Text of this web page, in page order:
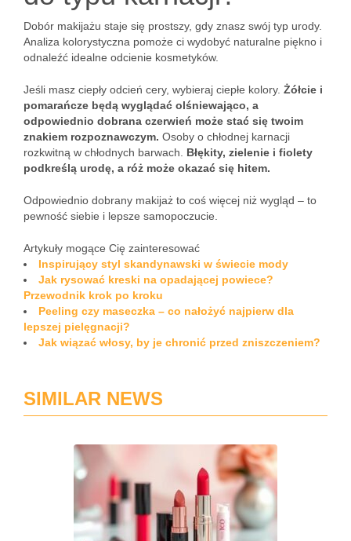
Dobór makijażu staje się prostszy, gdy znasz swój typ urody.
Analiza kolorystyczna pomoże ci wydobyć naturalne piękno i
odnaleźć idealne odcienie kosmetyków.
Jeśli masz ciepły odcień cery, wybieraj ciepłe kolory. Żółcie i
pomarańcze będą wyglądać olśniewająco, a
odpowiednio dobrana czerwień może stać się twoim
znakiem rozpoznawczym. Osoby o chłodnej karnacji
rozkwitną w chłodnych barwach. Błękity, zielenie i fiolety
podkreślą urodę, a róż może okazać się hitem.
Odpowiednio dobrany makijaż to coś więcej niż wygląd – to
pewność siebie i lepsze samopoczucie.
Artykuły mogące Cię zainteresować
Inspirujący styl skandynawski w świecie mody
Jak rysować kreski na opadającej powiece?
Przewodnik krok po kroku
Peeling czy maseczka – co nałożyć najpierw dla
lepszej pielęgnacji?
Jak wiązać włosy, by je chronić przed zniszczeniem?
SIMILAR NEWS